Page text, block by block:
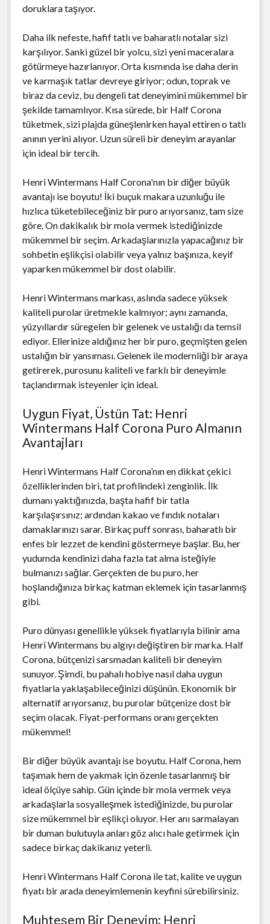
doruklara taşıyor.
Daha ilk nefeste, hafif tatlı ve baharatlı notalar sizi
karşılıyor. Sanki güzel bir yolcu, sizi yeni maceralara
götürmeye hazırlanıyor. Orta kısmında ise daha derin
ve karmaşık tatlar devreye giriyor; odun, toprak ve
biraz da ceviz, bu dengeli tat deneyimini mükemmel bir
şekilde tamamlıyor. Kısa sürede, bir Half Corona
tüketmek, sizi plajda güneşlenirken hayal ettiren o tatlı
anının yerini alıyor. Uzun süreli bir deneyim arayanlar
için ideal bir tercih.
Henri Wintermans Half Corona'nın bir diğer büyük
avantajı ise boyutu! İki buçuk makara uzunluğu ile
hızlıca tüketebileceğiniz bir puro arıyorsanız, tam size
göre. On dakikalık bir mola vermek istediğinizde
mükemmel bir seçim. Arkadaşlarınızla yapacağınız bir
sohbetin eşlikçisi olabilir veya yalnız başınıza, keyif
yaparken mükemmel bir dost olabilir.
Henri Wintermans markası, aslında sadece yüksek
kaliteli purolar üretmekle kalmıyor; aynı zamanda,
yüzyıllardır süregelen bir gelenek ve ustalığı da temsil
ediyor. Ellerinize aldığınız her bir puro, geçmişten gelen
ustalığın bir yansıması. Gelenek ile modernliği bir araya
getirerek, purosunu kaliteli ve farklı bir deneyimle
taçlandırmak isteyenler için ideal.
Uygun Fiyat, Üstün Tat: Henri
Wintermans Half Corona Puro Almanın
Avantajları
Henri Wintermans Half Corona’nın en dikkat çekici
özelliklerinden biri, tat profilindeki zenginlik. İlk
dumanı yaktığınızda, başta hafif bir tatla
karşılaşırsınız; ardından kakao ve fındık notaları
damaklarınızı sarar. Birkaç puff sonrası, baharatlı bir
enfes bir lezzet de kendini göstermeye başlar. Bu, her
yudumda kendinizi daha fazla tat alma isteğiyle
bulmanızı sağlar. Gerçekten de bu puro, her
hoşlandığınıza birkaç katman eklemek için tasarlanmış
gibi.
Puro dünyası genellikle yüksek fiyatlarıyla bilinir ama
Henri Wintermans bu algıyı değiştiren bir marka. Half
Corona, bütçenizi sarsmadan kaliteli bir deneyim
sunuyor. Şimdi, bu pahalı hobiye nasıl daha uygun
fiyatlarla yaklaşabileceğinizi düşünün. Ekonomik bir
alternatif arıyorsanız, bu purolar bütçenize dost bir
seçim olacak. Fiyat-performans oranı gerçekten
mükemmel!
Bir diğer büyük avantajı ise boyutu. Half Corona, hem
taşımak hem de yakmak için özenle tasarlanmış bir
ideal ölçüye sahip. Gün içinde bir mola vermek veya
arkadaşlarla sosyalleşmek istediğinizde, bu purolar
size mükemmel bir eşlikçi oluyor. Her anı sarmalayan
bir duman bulutuyla anları göz alıcı hale getirmek için
sadece birkaç dakikanız yeterli.
Henri Wintermans Half Corona ile tat, kalite ve uygun
fiyatı bir arada deneyimlemenin keyfini sürebilirsiniz.
Muhteşem Bir Deneyim: Henri